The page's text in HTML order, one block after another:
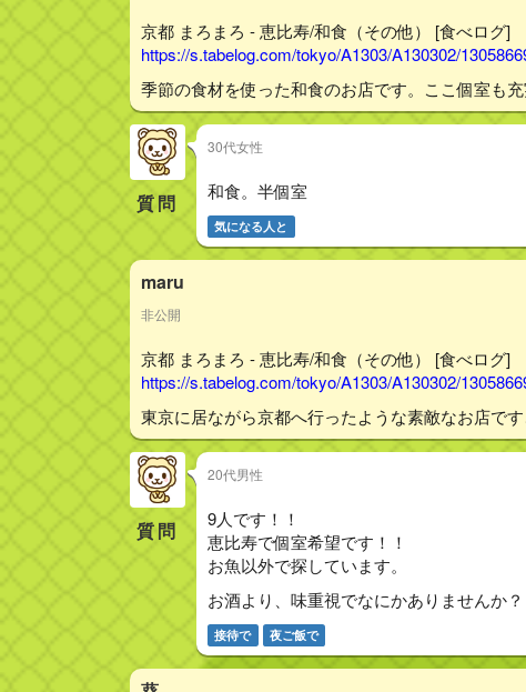
京都 まろまろ - 恵比寿/和食（その他） [食べログ]
https://s.tabelog.com/tokyo/A1303/A130302/
季節の食材を使った和食のお店です。ここ個室も
質問
30代女性
和食。半個室
気になる人と
maru
非公開
京都 まろまろ - 恵比寿/和食（その他） [食べログ]
https://s.tabelog.com/tokyo/A1303/A130302/
東京に居ながら京都へ行ったような素敵なお店で
質問
20代男性
9人です！！
恵比寿で個室希望です！！
お魚以外で探しています。
お酒より、味重視でなにかありませんか？
接待で 夜ご飯で